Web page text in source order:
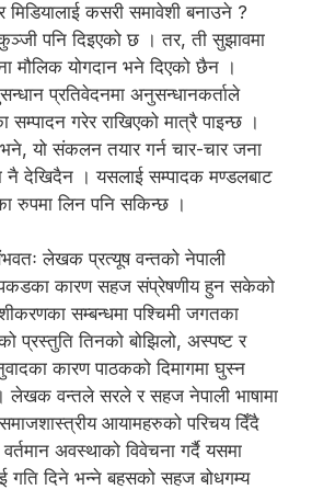
कसरी समावेशी बनाउने ?
पनि दिइएको छ । तर, ती सुझावमा
मौलिक योगदान भने दिएको छैन ।
प्रतिवेदनमा अनुसन्धानकर्ताले
सम्पादन गरेर राखिएको मात्रै पाइन्छ ।
भने, यो संकलन तयार गर्न चार-चार जना
नै देखिदैन । यसलाई सम्पादक मण्डलबाट
रुपमा लिन पनि सकिन्छ ।
लेखक प्रत्यूष वन्तको नेपाली
पकडका कारण सहज संप्रेषणीय हुन सकेको
सम्बन्धमा पश्चिमी जगतका
प्रस्तुति तिनको बोझिलो, अस्पष्ट र
कारण पाठकको दिमागमा घुस्न
वन्तले सरले र सहज नेपाली भाषामा
आयामहरुको परिचय दिँदै
अवस्थाको विवेचना गर्दै यसमा
गति दिने भन्ने बहसको सहज बोधगम्य